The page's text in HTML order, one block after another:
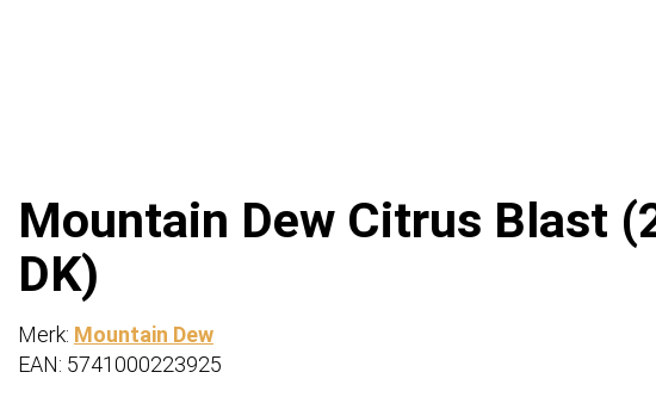
Mountain Dew Citrus Blast
DK)
Merk: Mountain Dew
EAN: 5741000223925